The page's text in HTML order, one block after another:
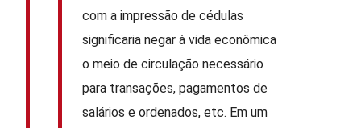
com a impressão de cédulas
significaria negar à vida econômica
o meio de circulação necessário
para transações, pagamentos de
salários e ordenados, etc. Em um